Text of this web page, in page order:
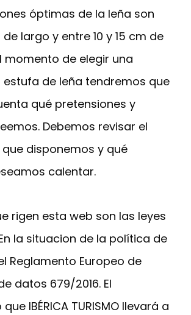
óptimas de la leña son
largo y entre 10 y 15 cm de
momento de elegir una
estufa de leña tendremos que
qué pretensiones y
Debemos revisar el
disponemos y qué
calentar.
rigen esta web son las leyes
la situacion de la política de
Reglamento Europeo de
datos 679/2016. El
IBÉRICA TURISMO llevará a